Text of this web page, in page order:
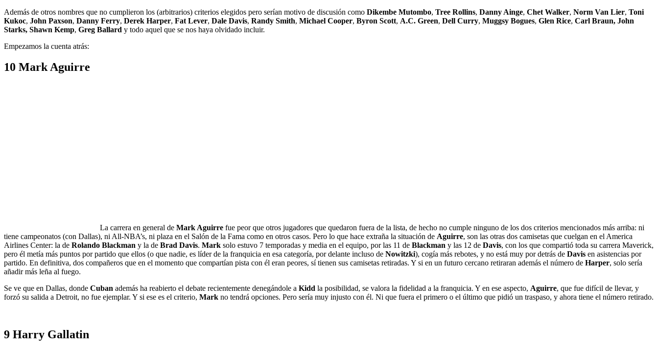
Además de otros nombres que no cumplieron los (arbitrarios) criterios elegidos pero serían motivo de discusión como Dikembe Mutombo, Tree Rollins, Danny Ainge, Chet Walker, Norm Van Lier, Toni
Kukoc, John Paxson, Danny Ferry, Derek Harper, Fat Lever, Dale Davis, Randy Smith, Michael Cooper, Byron Scott, A.C. Green, Dell Curry, Muggsy Bogues, Glen Rice, Carl Braun, John
Starks, Shawn Kemp, Greg Ballard y todo aquel que se nos haya olvidado incluir.
Empezamos la cuenta atrás:
10 Mark Aguirre
La carrera en general de Mark Aguirre fue peor que otros jugadores que quedaron fuera de la lista, de hecho no cumple ninguno de los dos criterios mencionados más arriba: ni
tiene campeonatos (con Dallas), ni All-NBA’s, ni plaza en el Salón de la Fama como en otros casos. Pero lo que hace extraña la situación de Aguirre, son las otras dos camisetas que cuelgan en el America
Airlines Center: la de Rolando Blackman y la de Brad Davis. Mark solo estuvo 7 temporadas y media en el equipo, por las 11 de Blackman y las 12 de Davis, con los que compartió toda su carrera Maverick,
pero él metía más puntos por partido que ellos (o que nadie, es líder de la franquicia en esa categoría, por delante incluso de Nowitzki), cogía más rebotes, y no está muy por detrás de Davis en asistencias por
partido. En definitiva, dos compañeros que en el momento que compartían pista con él eran peores, sí tienen sus camisetas retiradas. Y si en un futuro cercano retiraran además el número de Harper, solo sería
añadir más leña al fuego.
Se ve que en Dallas, donde Cuban además ha reabierto el debate recientemente denegándole a Kidd la posibilidad, se valora la fidelidad a la franquicia. Y en ese aspecto, Aguirre, que fue difícil de llevar, y
forzó su salida a Detroit, no fue ejemplar. Y si ese es el criterio, Mark no tendrá opciones. Pero sería muy injusto con él. Ni que fuera el primero o el último que pidió un traspaso, y ahora tiene el número retirado.
9 Harry Gallatin